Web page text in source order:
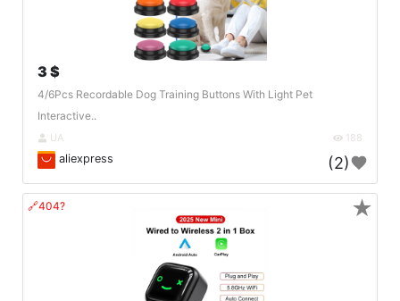
3 $
4/6Pcs Recordable Dog Training Buttons With Light Pet
Interactive..
UA 188
aliexpress (2)
🔗404? ★